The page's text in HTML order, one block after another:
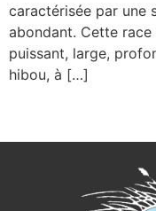
caractérisée par une
abondant. Cette
puissant, large,
hibou, à […]